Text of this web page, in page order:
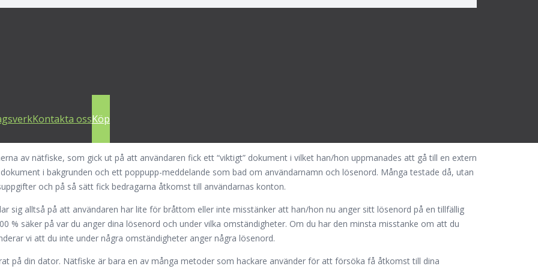
Kontakta ossKöp
spionprogram etc är under ständig utveckling, i jakten på att få åtkomst till personliga uppgifter för att dra
Detta innebär också att de som ligger bakom dessa lömska program blir mer och mer kreativa i sina metoder
av nätfiske, som gick ut på att användaren fick ett “viktigt” dokument i vilket han/hon uppmanades att gå till en extern
i bakgrunden och ett poppupp-meddelande som bad om användarnamn och lösenord. Många testade då, utan
och på så sätt fick bedragarna åtkomst till användarnas konton.
sig alltså på att användaren har lite för bråttom eller inte misstänker att han/hon nu anger sitt lösenord på en tillfällig
% säker på var du anger dina lösenord och under vilka omständigheter. Om du har den minsta misstanke om att du
vi att du inte under några omständigheter anger några lösenord.
på din dator. Nätfiske är bara en av många metoder som hackare använder för att försöka få åtkomst till dina